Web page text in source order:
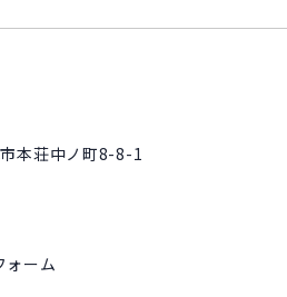
本荘中ノ町8-8-1
ォーム